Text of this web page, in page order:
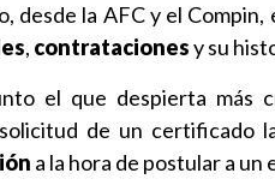
desde la AFC y el
, contratacionesy su
el que despierta más
de un certificado
a la hora de postular a un